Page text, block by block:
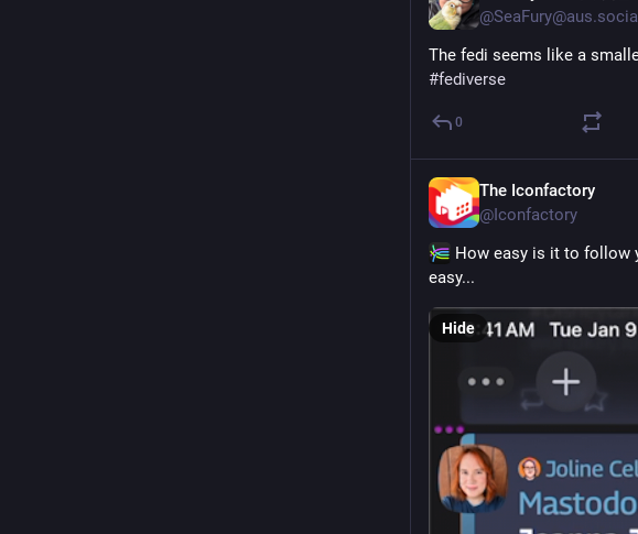
@SeaFury@aus.social
#fediverse
0
The Iconfactory
@Iconfactory
How easy is it to follow
easy...
Hide